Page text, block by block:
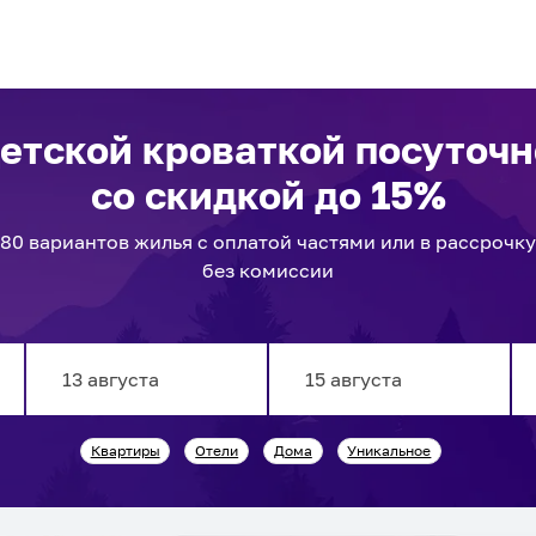
кроваткой
со скидкой до 15%
80 вариантов жилья с оплатой частями или в рассрочку
без комиссии
forward
interact
backward
interact
Квартиры Отели Дома Уникальное